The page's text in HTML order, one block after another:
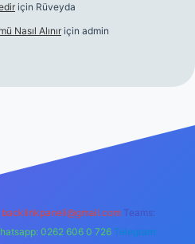
için Rüveyda
Nasıl Alınır için admin
backlinkpaneli@gmail.com Teams:
0262 606 0 726 Telegram: